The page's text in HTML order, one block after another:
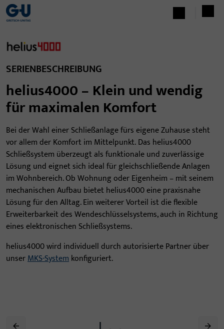
SERIENBESCHREIBUNG
helius4000 – Klein und wendig
für maximalen Komfort
Bei der Wahl einer Schließanlage fürs eigene Zuhause steht
vor allem der Komfort im Mittelpunkt. Das helius4000
Schließsystem überzeugt als funktionale und zuverlässige
Lösung und eignet sich ideal für gleichschließende Anlagen
im Wohnbereich. Ob Wohnung oder Eigenheim – mit seinem
mechanischen Aufbau bietet helius4000 eine praxisnahe
Lösung für den Alltag. Ein weiterer Vorteil ist die flexible
Erweiterbarkeit des Wendeschlüsselsystems, auch in Richtung
eines elektronischen Schließsystems.
helius4000 wird individuell durch autorisierte Partner über
unserMKS-Systemkonfiguriert.